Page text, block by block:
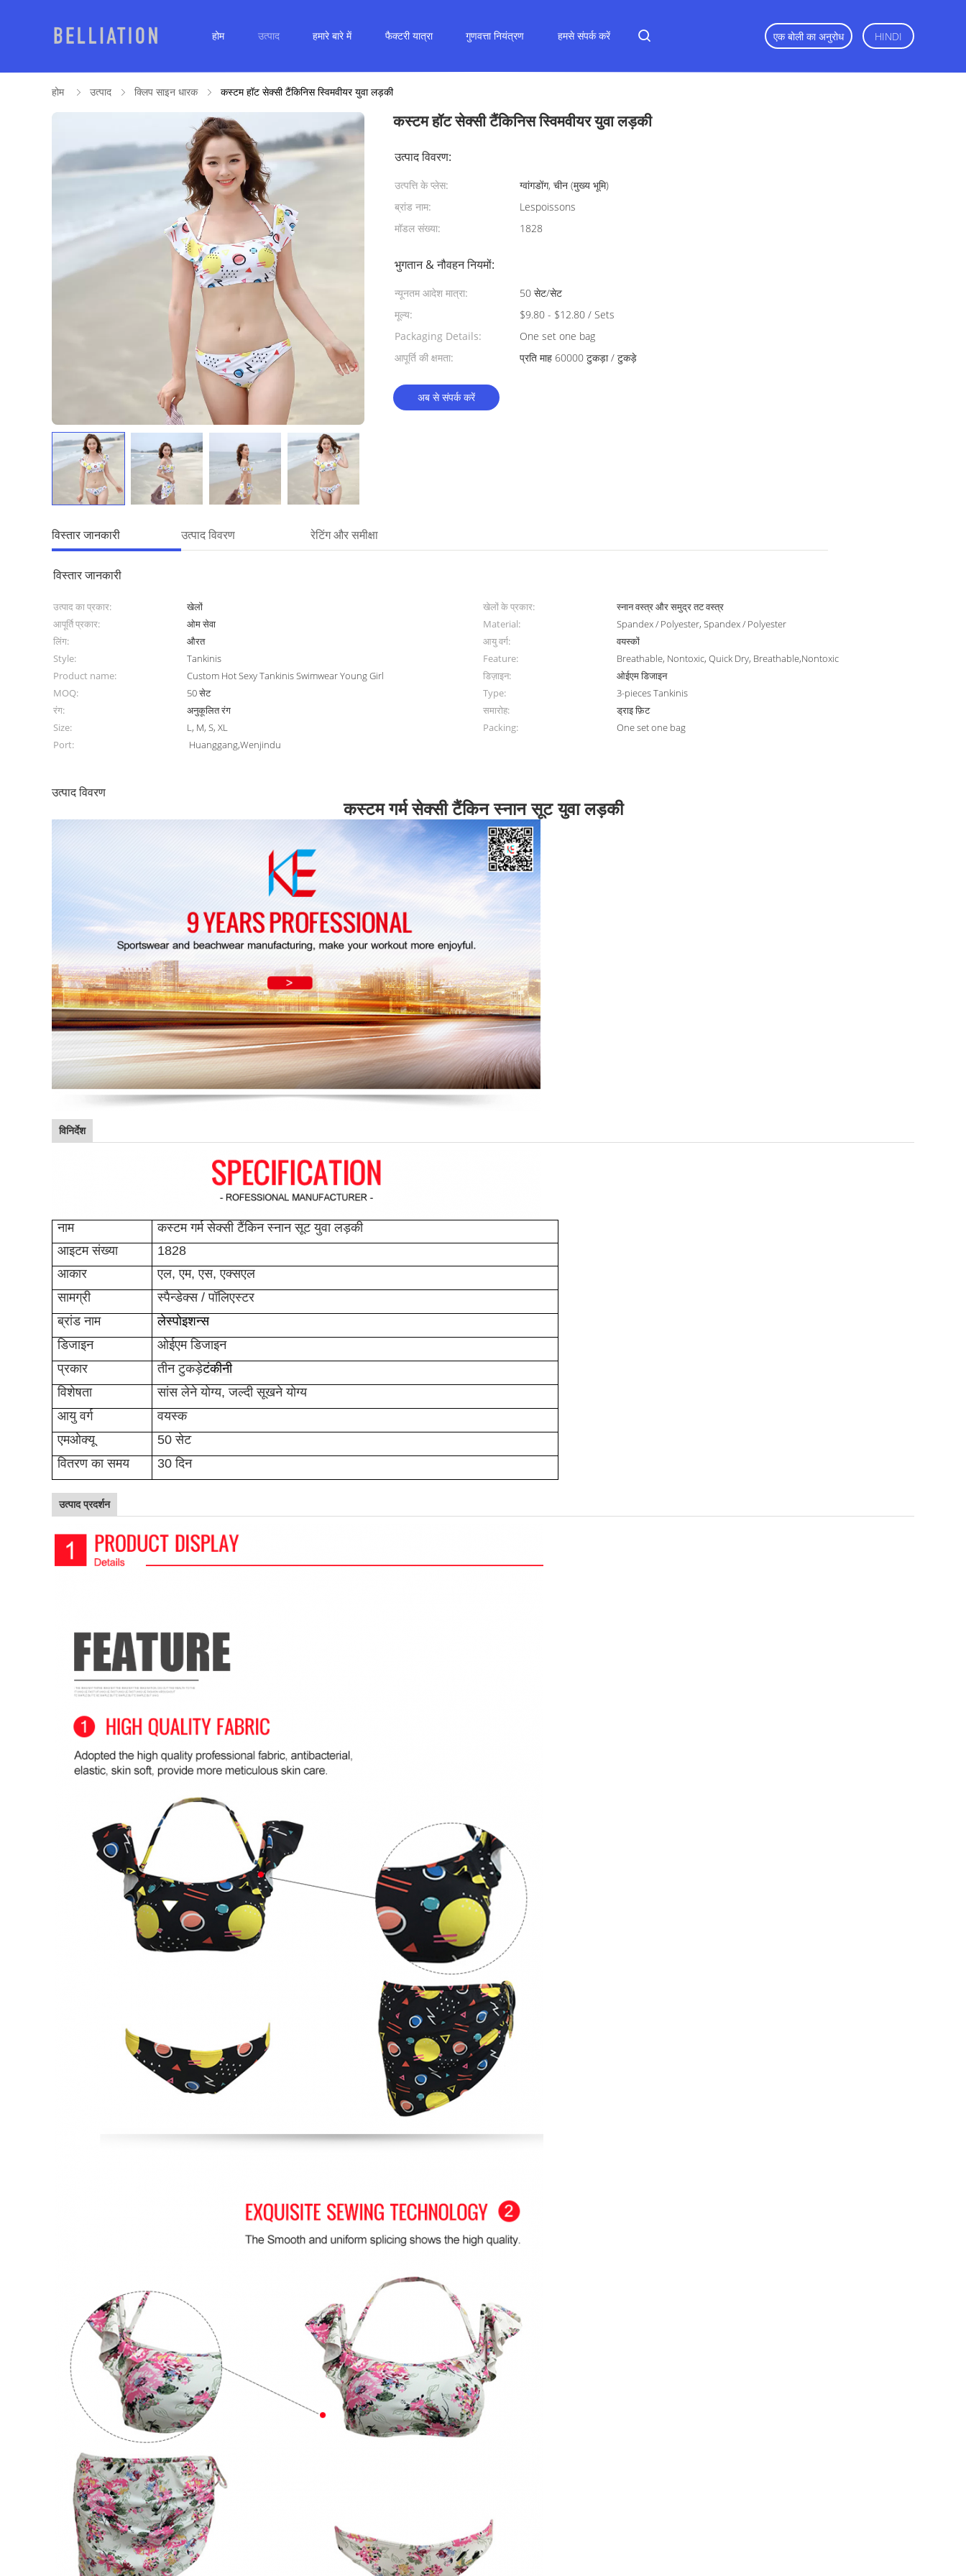
होम उत्पाद हमारे बारे में फैक्टरी यात्रा गुणवत्ता नियंत्रण हमसे संपर्क करें एक बोली का अनुरोध HINDI
होम उत्पाद क्लिप साइन धारक कस्टम हॉट सेक्सी टैंकिनिस स्विमवीयर युवा लड़की
कस्टम हॉट सेक्सी टैंकिनिस स्विमवीयर युवा लड़की
उत्पाद विवरण:
उत्पत्ति के प्लेस:
ग्वांगडोंग, चीन (मुख्य भूमि)
ब्रांड नाम:
Lespoissons
मॉडल संख्या:
1828
भुगतान & नौवहन नियमों:
न्यूनतम आदेश मात्रा:
50 सेट/सेट
मूल्य:
$9.80 - $12.80 / Sets
Packaging Details:
One set one bag
आपूर्ति की क्षमता:
प्रति माह 60000 टुकड़ा / टुकड़े
अब से संपर्क करें
विस्तार जानकारी उत्पाद विवरण रेटिंग और समीक्षा
विस्तार जानकारी
उत्पाद का प्रकार: खेलों खेलों के प्रकार:
स्नान वस्त्र और समुद्र तट वस्त्र
आपूर्ति प्रकार:
ओम सेवा Material:
Spandex / Polyester, Spandex / Polyester
लिंग:
औरत आयु वर्ग:
वयस्कों
Style:
Tankinis Feature:
Breathable, Nontoxic, Quick Dry, Breathable,Nontoxic
Product name:
Custom Hot Sexy Tankinis Swimwear Young Girl डिज़ाइन:
ओईएम डिजाइन
MOQ:
50 सेट Type:
3-pieces Tankinis
रंग:
अनुकूलित रंग समारोह:
ड्राइ फ़िट
Size:
L, M, S, XL Packing:
One set one bag
Port:
Huanggang,Wenjindu
उत्पाद विवरण
कस्टम गर्म सेक्सी टैंकिन स्नान सूट युवा लड़की
विनिर्देश
नाम
कस्टम गर्म सेक्सी टैंकिन स्नान सूट युवा लड़की
आइटम संख्या
1828
आकार
एल, एम, एस, एक्सएल
सामग्री
स्पैन्डेक्स / पॉलिएस्टर
ब्रांड नाम
लेस्पोइशन्स
डिजाइन
ओईएम डिजाइन
प्रकार
तीन टुकड़ेटंकीनी
विशेषता
सांस लेने योग्य, जल्दी सूखने योग्य
आयु वर्ग
वयस्क
एमओक्यू
50 सेट
वितरण का समय
30 दिन
उत्पाद प्रदर्शन